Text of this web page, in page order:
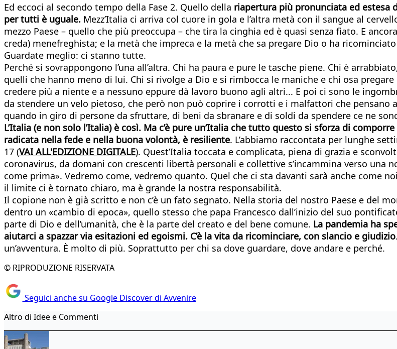
Ed eccoci al secondo tempo della Fase 2. Quello della riapertura più pronunciata ed estesa
per tutti è uguale. Mezz’Italia ci arriva col cuore in gola e l’altra metà con il sangue al
mezzo Paese – quello che più preoccupa – che tira la cinghia ed è quasi senza fiato. E
creda) menefreghista; e la metà che impreca e la metà che sa pregare Dio o ha
Guardate meglio: ci stanno tutte.
Perché si sovrappongono l’una all’altra. Chi ha paura e pure le tasche piene. Chi è
quelli che hanno meno di lui. Chi si rivolge a Dio e si rimbocca le maniche e chi osa
credere più a niente e a nessuno eppure dà lavoro buono agli altri... E poi ci sono le
da stendere un velo pietoso, che però non può coprire i corrotti e i malfattori che
quando in giro di persone da sfruttare, di beni da sbranare e di soldi da spendere ce ne
L’Italia (e non solo l’Italia) è così. Ma c’è pure un’Italia che tutto questo si sforza di
radicata nella fede e nella buona volontà, è resiliente. L’abbiamo raccontata per lunghe
17 (VAI ALL'EDIZIONE DIGITALE). Quest’Italia toccata e complicata, piena di grazia e
coronavirus, da domani con crescenti libertà personali e collettive s’incammina verso una
come prima». Vedremo come, vedremo quanto. Quel che ci sta davanti sarà anche come
il limite ci è tornato chiaro, ma è grande la nostra responsabilità.
Il copione non è già scritto e non c’è un fato segnato. Nella storia del nostro Paese e del
dentro un «cambio di epoca», quello stesso che papa Francesco dall’inizio del suo
parte di Dio e dell’umanità, che è la parte del creato e del bene comune. La pandemia ha
aiutarci a spazzar via esitazioni ed egoismi. C’è la vita da ricominciare, con slancio e giudizio
un’avventura. È molto di più. Soprattutto per chi sa dove guardare, dove andare e perché.
© RIPRODUZIONE RISERVATA
Seguici anche su Google Discover di Avvenire
Altro di Idee e Commenti